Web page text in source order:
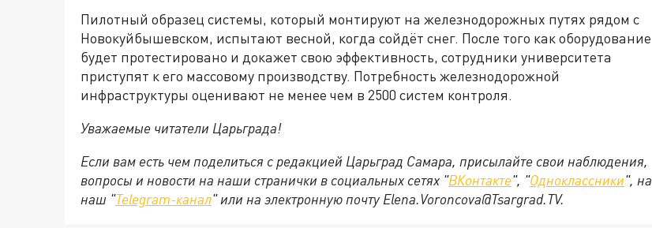
Пилотный образец системы, который монтируют на железнодорожных путях рядом с
Новокуйбышевском, испытают весной, когда сойдёт снег. После того как оборудование
будет протестировано и докажет свою эффективность, сотрудники университета
приступят к его массовому производству. Потребность железнодорожной
инфраструктуры оценивают не менее чем в 2500 систем контроля.
Уважаемые читатели Царьграда!
Если вам есть чем поделиться с редакцией Царьград Самара, присылайте свои наблюдения,
вопросы и новости на наши странички в социальных сетях "ВКонтакте", "Одноклассники", на
наш "Telegram-канал" или на электронную почту Elena.Voroncova@Tsargrad.TV.